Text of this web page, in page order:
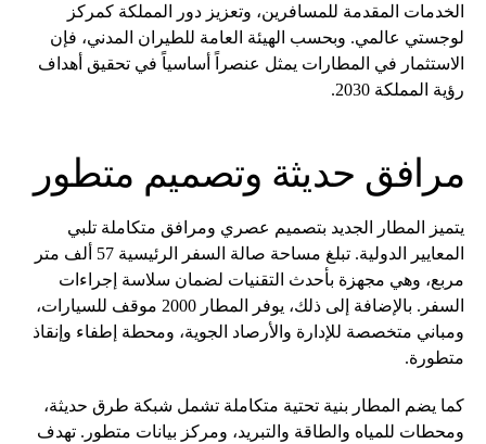
الخدمات المقدمة للمسافرين، وتعزيز دور المملكة كمركز
لوجستي عالمي. وبحسب الهيئة العامة للطيران المدني، فإن
الاستثمار في المطارات يمثل عنصراً أساسياً في تحقيق أهداف
رؤية المملكة 2030.
مرافق حديثة وتصميم متطور
يتميز المطار الجديد بتصميم عصري ومرافق متكاملة تلبي
المعايير الدولية. تبلغ مساحة صالة السفر الرئيسية 57 ألف متر
مربع، وهي مجهزة بأحدث التقنيات لضمان سلاسة إجراءات
السفر. بالإضافة إلى ذلك، يوفر المطار 2000 موقف للسيارات،
ومباني متخصصة للإدارة والأرصاد الجوية، ومحطة إطفاء وإنقاذ
متطورة.
كما يضم المطار بنية تحتية متكاملة تشمل شبكة طرق حديثة،
ومحطات للمياه والطاقة والتبريد، ومركز بيانات متطور. تهدف